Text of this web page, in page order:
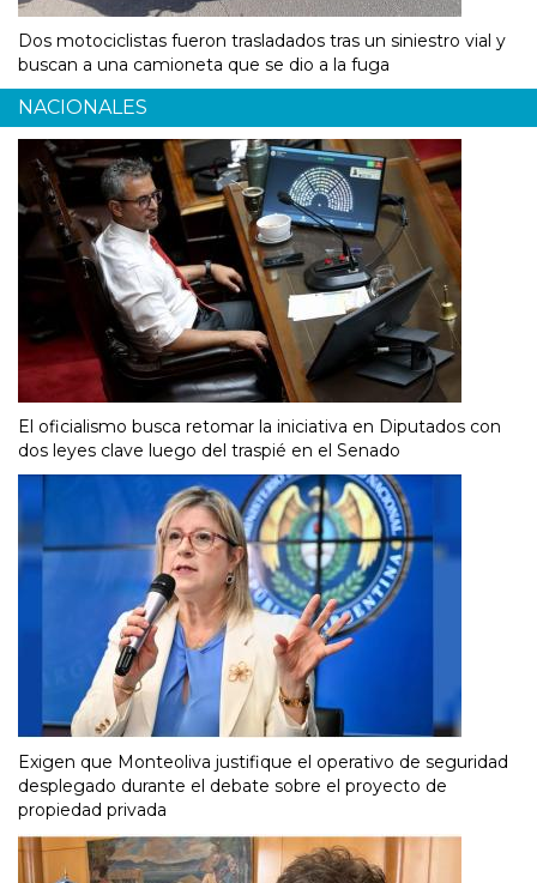
Dos motociclistas fueron trasladados tras un siniestro vial y
buscan a una camioneta que se dio a la fuga
NACIONALES
El oficialismo busca retomar la iniciativa en Diputados con
dos leyes clave luego del traspié en el Senado
Exigen que Monteoliva justifique el operativo de seguridad
desplegado durante el debate sobre el proyecto de
propiedad privada